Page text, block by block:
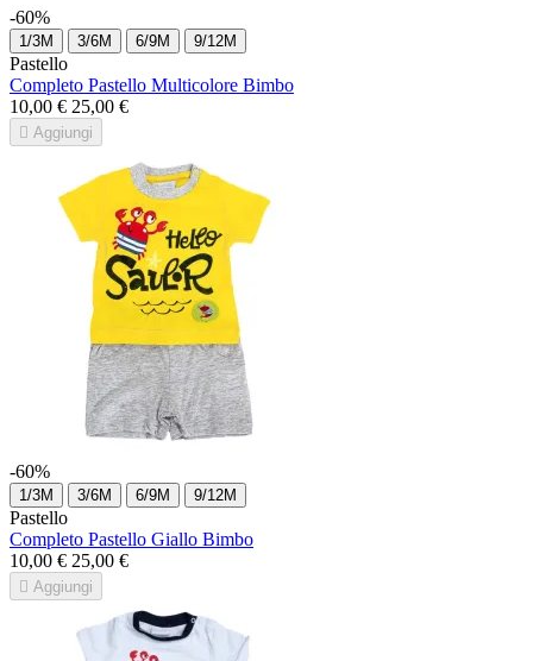
-60%
1/3M 3/6M 6/9M 9/12M
Pastello
Completo Pastello Multicolore Bimbo
10,00 € 25,00 €
 Aggiungi
-60%
1/3M 3/6M 6/9M 9/12M
Pastello
Completo Pastello Giallo Bimbo
10,00 € 25,00 €
 Aggiungi